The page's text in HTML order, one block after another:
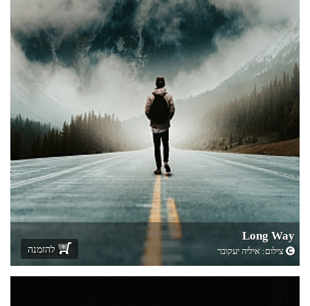
Long Way
צילום: איליה יעקובר להזמנה